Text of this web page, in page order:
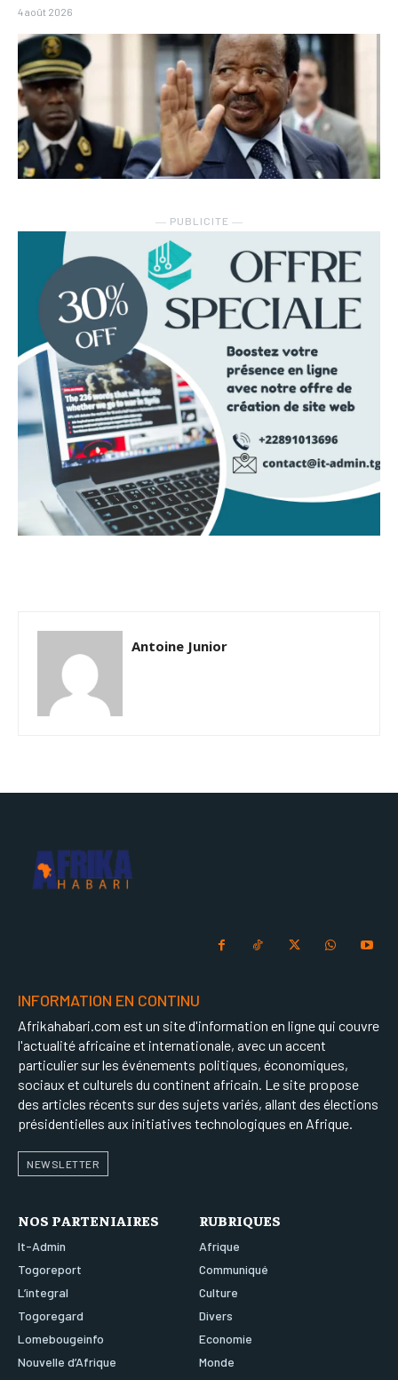
4 août 2026
― PUBLICITE ―
Antoine Junior
INFORMATION EN CONTINU
Afrikahabari.com est un site d'information en ligne qui couvre
l'actualité africaine et internationale, avec un accent
particulier sur les événements politiques, économiques,
sociaux et culturels du continent africain. Le site propose
des articles récents sur des sujets variés, allant des élections
présidentielles aux initiatives technologiques en Afrique.
NEWSLETTER
NOS PARTENIAIRES
It-Admin
Togoreport
L’integral
Togoregard
Lomebougeinfo
Nouvelle d’Afrique
RUBRIQUES
Afrique
Communiqué
Culture
Divers
Economie
Monde